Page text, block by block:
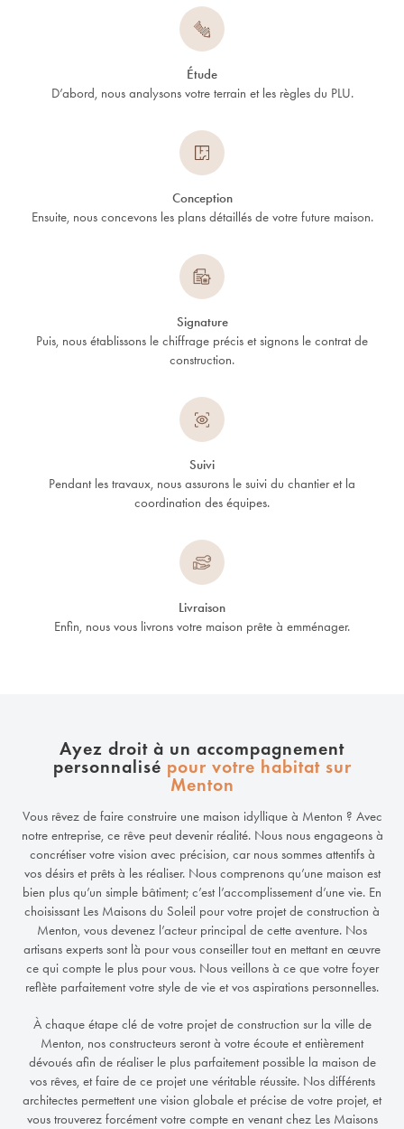
Étude
D’abord, nous analysons votre terrain et les règles du PLU.
Conception
Ensuite, nous concevons les plans détaillés de votre future maison.
Signature
Puis, nous établissons le chiffrage précis et signons le contrat de
construction.
Suivi
Pendant les travaux, nous assurons le suivi du chantier et la
coordination des équipes.
Livraison
Enfin, nous vous livrons votre maison prête à emménager.
Ayez droit à un accompagnement
personnalisé pour votre habitat sur
Menton
Vous rêvez de faire construire une maison idyllique à Menton ? Avec
notre entreprise, ce rêve peut devenir réalité. Nous nous engageons à
concrétiser votre vision avec précision, car nous sommes attentifs à
vos désirs et prêts à les réaliser. Nous comprenons qu’une maison est
bien plus qu’un simple bâtiment; c’est l’accomplissement d’une vie. En
choisissant Les Maisons du Soleil pour votre projet de construction à
Menton, vous devenez l’acteur principal de cette aventure. Nos
artisans experts sont là pour vous conseiller tout en mettant en œuvre
ce qui compte le plus pour vous. Nous veillons à ce que votre foyer
reflète parfaitement votre style de vie et vos aspirations personnelles.
À chaque étape clé de votre projet de construction sur la ville de
Menton, nos constructeurs seront à votre écoute et entièrement
dévoués afin de réaliser le plus parfaitement possible la maison de
vos rêves, et faire de ce projet une véritable réussite. Nos différents
architectes permettent une vision globale et précise de votre projet, et
vous trouverez forcément votre compte en venant chez Les Maisons